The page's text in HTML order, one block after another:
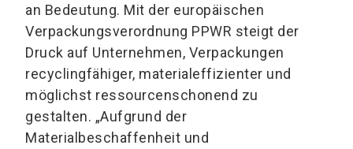
an Bedeutung. Mit der europäischen
Verpackungsverordnung PPWR steigt der
Druck auf Unternehmen, Verpackungen
recyclingfähiger, materialeffizienter und
möglichst ressourcenschonend zu
gestalten. „Aufgrund der
Materialbeschaffenheit und